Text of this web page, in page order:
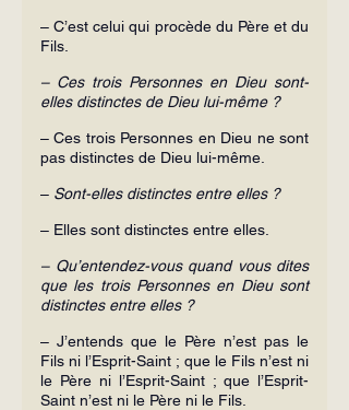
– C’est celui qui procède du Père et du
Fils.
– Ces trois Personnes en Dieu sont-
elles distinctes de Dieu lui-même ?
– Ces trois Personnes en Dieu ne sont
pas distinctes de Dieu lui-même.
– Sont-elles distinctes entre elles ?
– Elles sont distinctes entre elles.
– Qu’entendez-vous quand vous dites
que les trois Personnes en Dieu sont
distinctes entre elles ?
– J’entends que le Père n’est pas le
Fils ni l’Esprit-Saint ; que le Fils n’est ni
le Père ni l’Esprit-Saint ; que l’Esprit-
Saint n’est ni le Père ni le Fils.